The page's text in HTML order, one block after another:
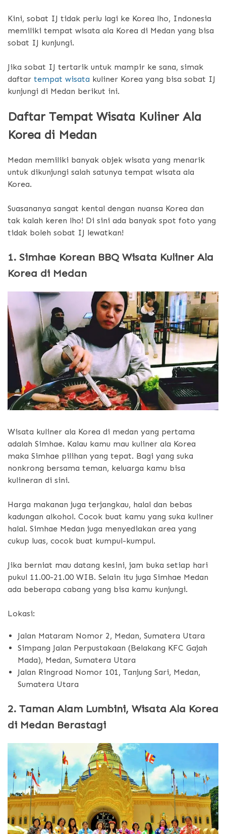
Kini, sobat IJ tidak perlu lagi ke Korea lho, Indonesia
memiliki tempat wisata ala Korea di Medan yang bisa
sobat IJ kunjungi.
Jika sobat IJ tertarik untuk mampir ke sana, simak
daftar tempat wisata kuliner Korea yang bisa sobat IJ
kunjungi di Medan berikut ini.
Daftar Tempat Wisata Kuliner Ala
Korea di Medan
Medan memiliki banyak objek wisata yang menarik
untuk dikunjungi salah satunya tempat wisata ala
Korea.
Suasananya sangat kental dengan nuansa Korea dan
tak kalah keren lho! Di sini ada banyak spot foto yang
tidak boleh sobat IJ lewatkan!
1. Simhae Korean BBQ Wisata Kuliner Ala
Korea di Medan
Wisata kuliner ala Korea di medan yang pertama
adalah Simhae. Kalau kamu mau kuliner ala Korea
maka Simhae pilihan yang tepat. Bagi yang suka
nonkrong bersama teman, keluarga kamu bisa
kulineran di sini.
Harga makanan juga terjangkau, halal dan bebas
kadungan alkohol. Cocok buat kamu yang suka kuliner
halal. Simhae Medan juga menyediakan area yang
cukup luas, cocok buat kumpul-kumpul.
Jika berniat mau datang kesini, jam buka setiap hari
pukul 11.00-21.00 WIB. Selain itu juga Simhae Medan
ada beberapa cabang yang bisa kamu kunjungi.
Lokasi:
Jalan Mataram Nomor 2, Medan, Sumatera Utara
Simpang Jalan Perpustakaan (Belakang KFC Gajah
Mada), Medan, Sumatera Utara
Jalan Ringroad Nomor 101, Tanjung Sari, Medan,
Sumatera Utara
2. Taman Alam Lumbini, Wisata Ala Korea
di Medan Berastagi